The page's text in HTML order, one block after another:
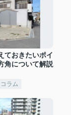
ておきたいポイ
角について解説
ラム